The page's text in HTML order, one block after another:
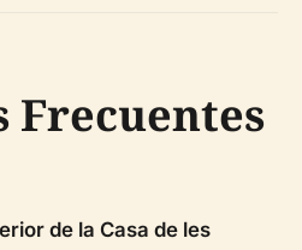
Frecuentes
de la Casa de les